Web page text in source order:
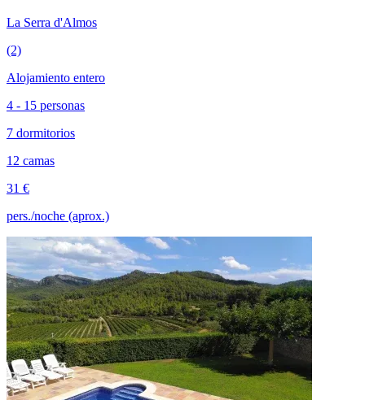
La Serra d'Almos
(2)
Alojamiento entero
4 - 15 personas
7 dormitorios
12 camas
31 €
pers./noche (aprox.)